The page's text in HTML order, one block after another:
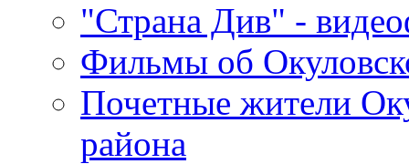
"Страна Див" -
Фильмы об
Почетные жители
района